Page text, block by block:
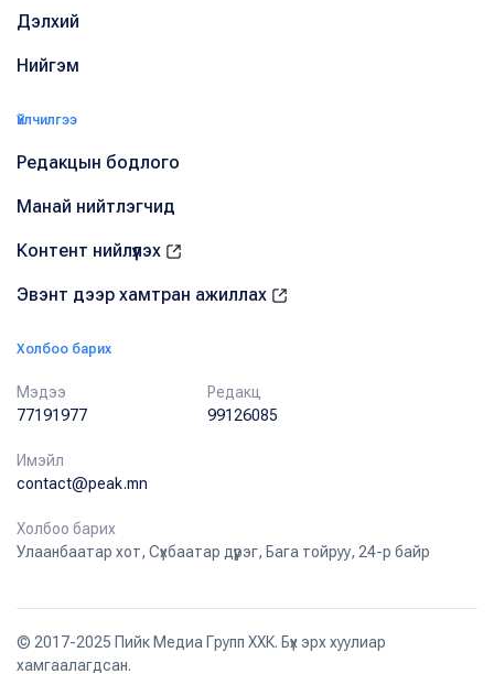
Дэлхий
Нийгэм
Үйлчилгээ
Редакцын бодлого
Манай нийтлэгчид
Контент нийлүүлэх
Эвэнт дээр хамтран ажиллах
Холбоо барих
Мэдээ
77191977
Редакц
99126085
Имэйл
contact@peak.mn
Холбоо барих
Улаанбаатар хот, Сүхбаатар дүүрэг, Бага тойруу, 24-р байр
© 2017-2025 Пийк Медиа Групп ХХК. Бүх эрх хуулиар
хамгаалагдсан.